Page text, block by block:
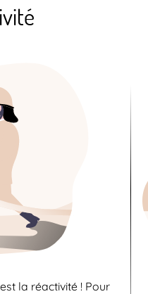
la réactivité ! Pour